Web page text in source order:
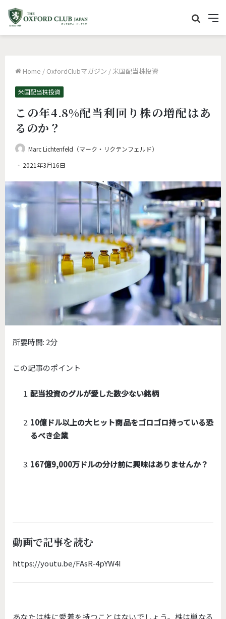
M
e
イ
索
Home / OxfordClubマガジン /米国配当株投資
米国配当株投資
この年4.8%配当利回り株の増配はあ
るのか？
Marc Lichtenfeld（マーク・リクテンフェルド）
2021年3月16日
所要時間: 2分
この記事のポイント
配当投資のグルが愛した数少ない銘柄
10億ドル以上の大ヒット商品をゴロゴロ持っている恐
るべき企業
167億9,000万ドルの分け前に興味はありませんか？
動画で記事を読む
https://youtu.be/FAsR-4pYW4I
あなたは株に愛着を持つことはないでしょう。株は単なる